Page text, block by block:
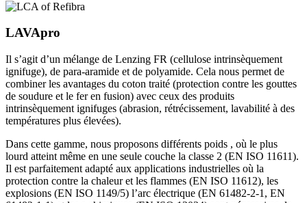
LAVApro
Il s’agit d’un mélange de Lenzing FR (cellulose intrinsèquement
ignifuge), de para-aramide et de polyamide. Cela nous permet de
combiner les avantages du coton traité (protection contre les gouttes
de soudure et le fer en fusion) avec ceux des produits
intrinsèquement ignifuges (abrasion, rétrécissement, lavabilité à des
températures plus élevées).
Dans cette gamme, nous proposons différents poids , où le plus
lourd atteint même en une seule couche la classe 2 (EN ISO 11611).
Il est parfaitement adapté aux applications industrielles où la
protection contre la chaleur et les flammes (EN ISO 11612), les
explosions (EN ISO 1149/5) l’arc électrique (EN 61482-2-1, EN